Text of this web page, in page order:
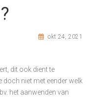
okt 24, 2021
dit ook dient te
doch niet met eender welk
het aanwenden van